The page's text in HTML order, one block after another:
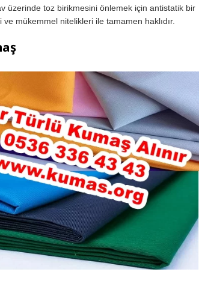
üzerinde toz birikmesini önlemek için antistatik bir
mükemmel nitelikleri ile tamamen haklıdır.